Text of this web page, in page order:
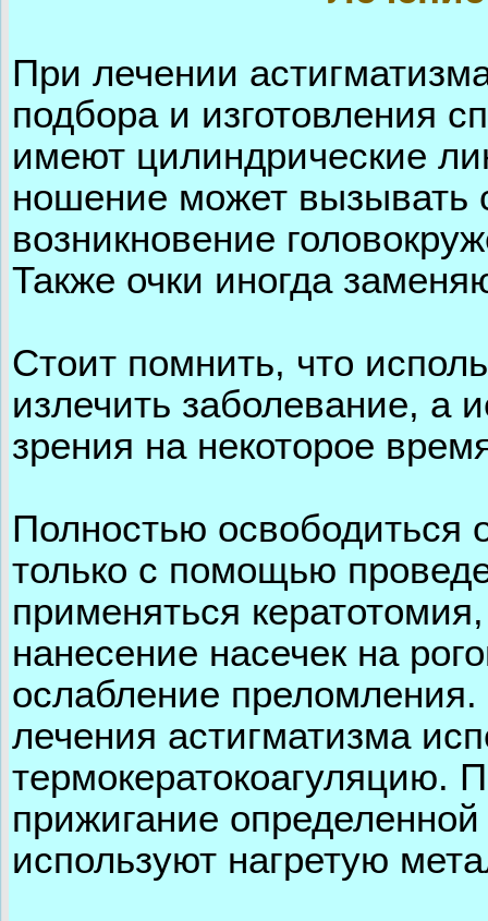
При лечении
подбора и изготовления
имеют цилиндрические
ношение может вызывать
возникновение
Также очки иногда
Стоит помнить, что
излечить заболевание, а
зрения на некоторое
Полностью освободиться
только с помощью
применяться
нанесение насечек на
ослабление
лечения астигматизма
термокератокоагуляцию.
прижигание
используют нагретую